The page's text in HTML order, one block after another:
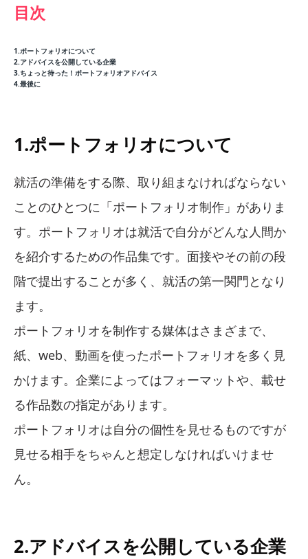
目次
1.ポートフォリオについて
2.アドバイスを公開している企業
3.ちょっと待った！ポートフォリオアドバイス
4.最後に
1.ポートフォリオについて
就活の準備をする際、取り組まなければならない
ことのひとつに「ポートフォリオ制作」がありま
す。ポートフォリオは就活で自分がどんな人間か
を紹介するための作品集です。面接やその前の段
階で提出することが多く、就活の第一関門となり
ます。
ポートフォリオを制作する媒体はさまざまで、
紙、web、動画を使ったポートフォリオを多く見
かけます。企業によってはフォーマットや、載せ
る作品数の指定があります。
ポートフォリオは自分の個性を見せるものですが
見せる相手をちゃんと想定しなければいけませ
ん。
2.アドバイスを公開している企業